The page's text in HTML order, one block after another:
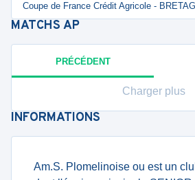
Coupe de France Crédit Agricole -
MATCHS AP
PRÉCÉDENT
Charger plus
INFORMATIONS
Am.S. Plomelinoise ou est un